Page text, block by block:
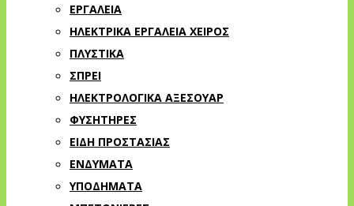
ΕΡΓΑΛΕΙΑ
ΗΛΕΚΤΡΙΚΑ ΕΡΓΑΛΕΙΑ ΧΕΙΡΟΣ
ΠΛΥΣΤΙΚΑ
ΣΠΡΕΙ
ΗΛΕΚΤΡΟΛΟΓΙΚΑ ΑΞΕΣΟΥΑΡ
ΦΥΣΗΤΗΡΕΣ
ΕΙΔΗ ΠΡΟΣΤΑΣΙΑΣ
ΕΝΔΥΜΑΤΑ
ΥΠΟΔΗΜΑΤΑ